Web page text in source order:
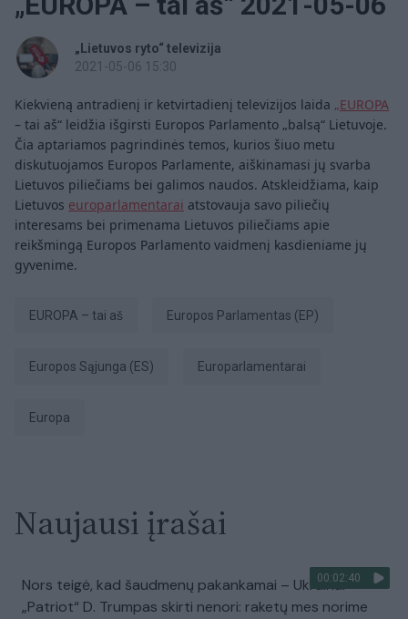
„Lietuvos ryto“ televizija
2021-05-06 15:30
Kiekvieną antradienį ir ketvirtadienį televizijos laida „EUROPA
– tai aš“ leidžia išgirsti Europos Parlamento „balsą“ Lietuvoje.
Čia aptariamos pagrindinės temos, kurios šiuo metu
diskutuojamos Europos Parlamente, aiškinamasi jų svarba
Lietuvos piliečiams bei galimos naudos. Atskleidžiama, kaip
Lietuvos europarlamentarai atstovauja savo piliečių
interesams bei primenama Lietuvos piliečiams apie
reikšmingą Europos Parlamento vaidmenį kasdieniame jų
gyvenime.
EUROPA – tai aš Europos Parlamentas (EP)
Europos Sąjunga (ES) europarlamentarai
Europa
Naujausi įrašai
00:02:40
Nors teigė, kad šaudmenų pakankamai – Ukrainai
„Patriot“ D. Trumpas skirti nenori: raketų mes norime